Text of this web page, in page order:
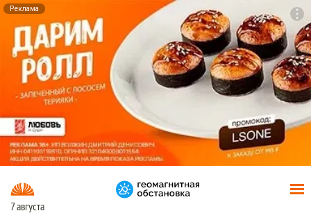
Реклама
7 августа